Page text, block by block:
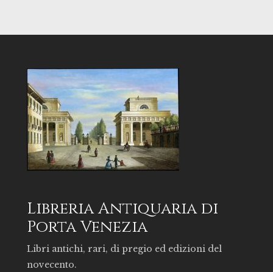
Libreria Antiquaria di
Porta Venezia
Libri antichi, rari, di pregio ed edizioni del
novecento.